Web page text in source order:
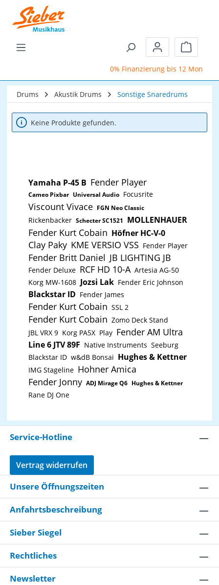
Zum Hauptinhalt springen
0% Finanzierung bis 12 Monate
Drums Akustik Drums Sonstige Snaredrums
Keine Produkte gefunden.
Yamaha P-45 B Fender Player
Cameo Pixbar Universal Audio Focusrite
Viscount Vivace FGN Neo Classic
Rickenbacker Schecter SC1521 MOLLENHAUER
Fender Kurt Cobain Höfner HC-V-0
Clay Paky KME VERSIO VSS Fender Player
Fender Britt Daniel JB LIGHTING JB
Fender Deluxe RCF HD 10-A Artesia AG-50
Korg MW-1608 Jozsi Lak Fender Eric Johnson
Blackstar ID Fender James
Fender Kurt Cobain SSL 2
Fender Kurt Cobain Zomo Deck Stand
JBL VRX 9 Korg PA5X Play Fender AM Ultra
Line 6 JTV 89F Native Instruments Seeburg
Blackstar ID w&dB Bonsai Hughes & Kettner
IMG Stageline Hohner Amica
Fender Jonny ADJ Mirage Q6 Hughes & Kettner
Rane DJ One
Service-Hotline
Vertrag widerrufen
Unsere Öffnungszeiten
Anfahrtsbeschreibung
Sieber Siegel
Rechtliches
Newsletter